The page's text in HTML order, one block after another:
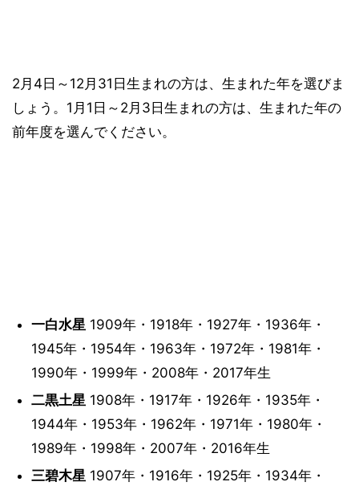
2月4日～12月31日生まれの方は、生まれた年を選びま
しょう。1月1日～2月3日生まれの方は、生まれた年の
前年度を選んでください。
一白水星1909年・1918年・1927年・1936年・
1945年・1954年・1963年・1972年・1981年・
1990年・1999年・2008年・2017年生
二黒土星1908年・1917年・1926年・1935年・
1944年・1953年・1962年・1971年・1980年・
1989年・1998年・2007年・2016年生
三碧木星1907年・1916年・1925年・1934年・